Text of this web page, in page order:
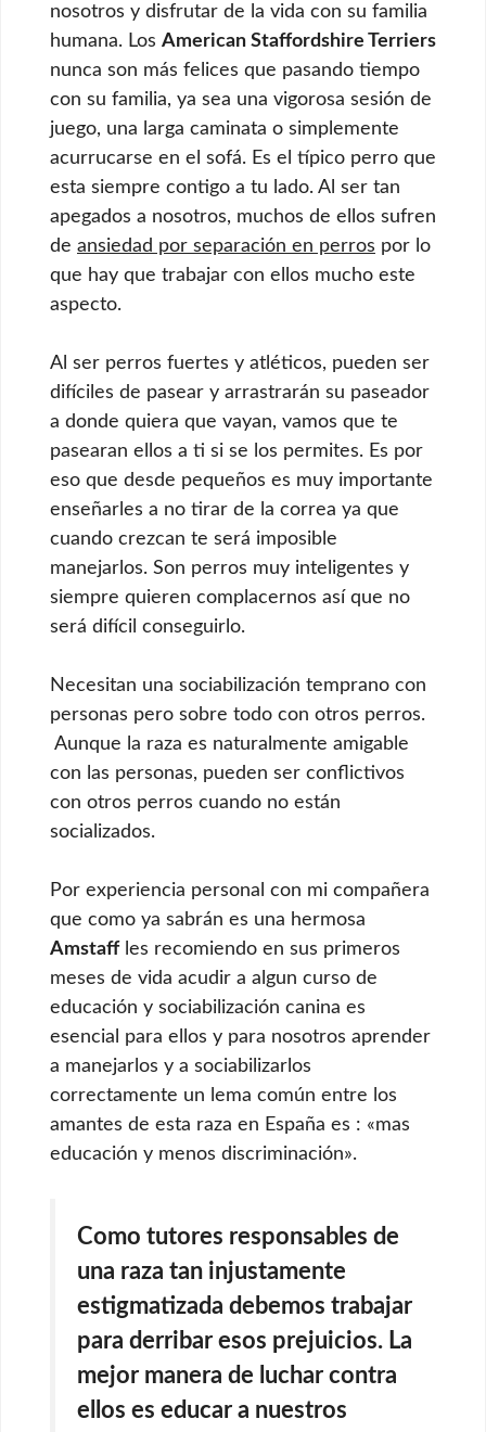
nosotros y disfrutar de la vida con su familia
humana. Los American Staffordshire Terriers
nunca son más felices que pasando tiempo
con su familia, ya sea una vigorosa sesión de
juego, una larga caminata o simplemente
acurrucarse en el sofá. Es el típico perro que
esta siempre contigo a tu lado. Al ser tan
apegados a nosotros, muchos de ellos sufren
de ansiedad por separación en perros por lo
que hay que trabajar con ellos mucho este
aspecto.
Al ser perros fuertes y atléticos, pueden ser
difíciles de pasear y arrastrarán su paseador
a donde quiera que vayan, vamos que te
pasearan ellos a ti si se los permites. Es por
eso que desde pequeños es muy importante
enseñarles a no tirar de la correa ya que
cuando crezcan te será imposible
manejarlos. Son perros muy inteligentes y
siempre quieren complacernos así que no
será difícil conseguirlo.
Necesitan una sociabilización temprano con
personas pero sobre todo con otros perros.
Aunque la raza es naturalmente amigable
con las personas, pueden ser conflictivos
con otros perros cuando no están
socializados.
Por experiencia personal con mi compañera
que como ya sabrán es una hermosa
Amstaffles recomiendo en sus primeros
meses de vida acudir a algun curso de
educación y sociabilización canina es
esencial para ellos y para nosotros aprender
a manejarlos y a sociabilizarlos
correctamente un lema común entre los
amantes de esta raza en España es : «mas
educación y menos discriminación».
Como tutores responsables de
una raza tan injustamente
estigmatizada debemos trabajar
para derribar esos prejuicios. La
mejor manera de luchar contra
ellos es educar a nuestros